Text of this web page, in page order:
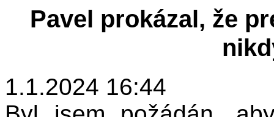
Pavel prokázal, že
1.1.2024 16:44